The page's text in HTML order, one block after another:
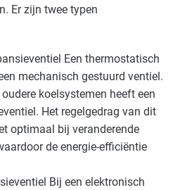
Er zijn twee typen
Een thermostatisch
mechanisch gestuurd ventiel.
koelsystemen heeft een
Het regelgedrag van dit
optimaal bij veranderende
de energie-efficiëntie
Bij een elektronisch